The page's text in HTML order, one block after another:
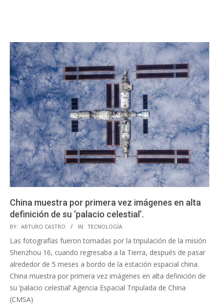
China muestra por primera vez imágenes en alta
definición de su ‘palacio celestial’.
2023-
11-
29
BY: ARTURO CASTRO IN: TECNOLOGÍA
Las fotografías fueron tomadas por la tripulación de la misión
Shenzhou 16, cuando regresaba a la Tierra, después de pasar
alrededor de 5 meses a bordo de la estación espacial china.
China muestra por primera vez imágenes en alta definición de
su ‘palacio celestial’ Agencia Espacial Tripulada de China
(CMSA)